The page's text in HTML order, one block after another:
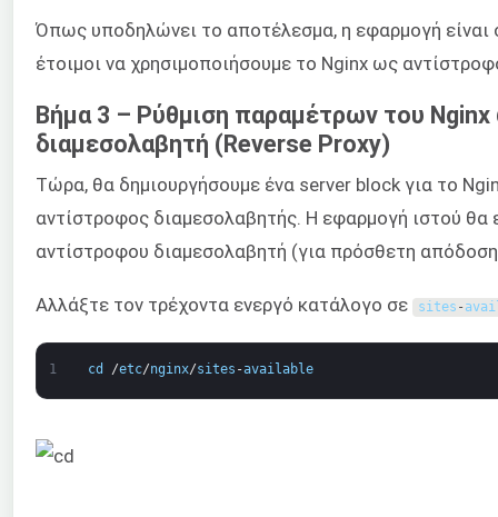
Όπως υποδηλώνει το αποτέλεσμα, η εφαρμογή είναι
έτοιμοι να χρησιμοποιήσουμε το Nginx ως
Βήμα 3 – Ρύθμιση παραμέτρων του
διαμεσολαβητή (Reverse Proxy)
Τώρα, θα δημιουργήσουμε ένα server block για το
αντίστροφος διαμεσολαβητής. Η εφαρμογή ιστού θα
αντίστροφου διαμεσολαβητή (για πρόσθετη
Αλλάξτε τον τρέχοντα ενεργό κατάλογο σε sites -
1 cd /etc/nginx/sites -available